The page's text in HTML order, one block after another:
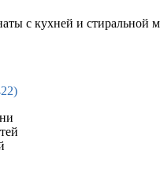
с кухней и стиральной